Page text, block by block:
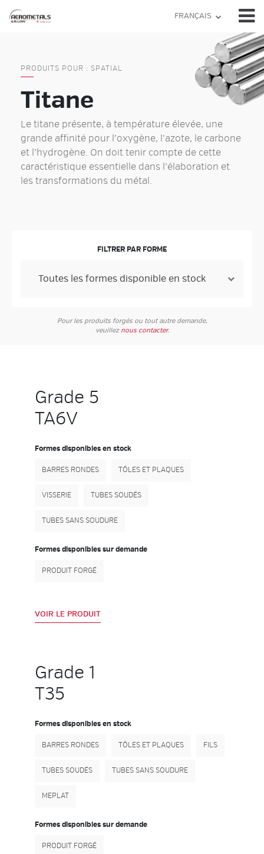
Skip
FRANÇAIS
PRODUITS POUR : SPATIAL
Titane
Le titane présente, à température élevée, une
grande affinité pour l’oxygène, l’azote, le carbone
et l’hydrogène. On doit tenir compte de cette
caractéristique essentielle dans l’élaboration et
les transformations du métal.
FILTRER PAR FORME
Pour les produits forgés ou tout autre demande,
veuillez nous contacter.
Grade 5
TA6V
Formes disponibles en stock
BARRES RONDES TÔLES ET PLAQUES
VISSERIE TUBES SOUDÉS
TUBES SANS SOUDURE
Formes disponibles sur demande
PRODUIT FORGÉ
VOIR LE PRODUIT
Grade 1
T35
Formes disponibles en stock
BARRES RONDES TÔLES ET PLAQUES FILS
TUBES SOUDÉS TUBES SANS SOUDURE
MEPLAT
Formes disponibles sur demande
PRODUIT FORGÉ